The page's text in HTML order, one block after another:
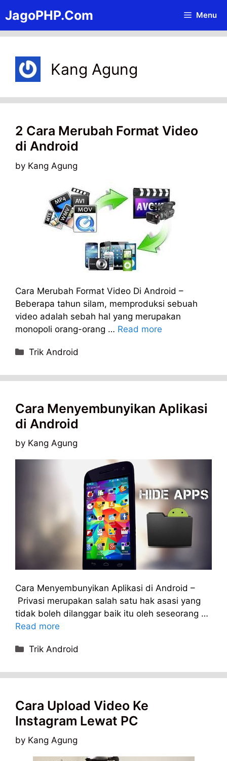
to
content
JagoPHP.Com Menu
Kang Agung
2 Cara Merubah Format Video
di Android
by Kang Agung
Cara Merubah Format Video Di Android –
Beberapa tahun silam, memproduksi sebuah
video adalah sebah hal yang merupakan
monopoli orang-orang … Read more
Categories
Trik Android
Cara Menyembunyikan Aplikasi
di Android
by Kang Agung
Cara Menyembunyikan Aplikasi di Android –
Privasi merupakan salah satu hak asasi yang
tidak boleh dilanggar baik itu oleh seseorang …
Read more
Categories
Trik Android
Cara Upload Video Ke
Instagram Lewat PC
by Kang Agung